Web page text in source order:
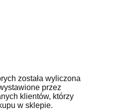
została wyliczona
przez
klientów, którzy
w sklepie.